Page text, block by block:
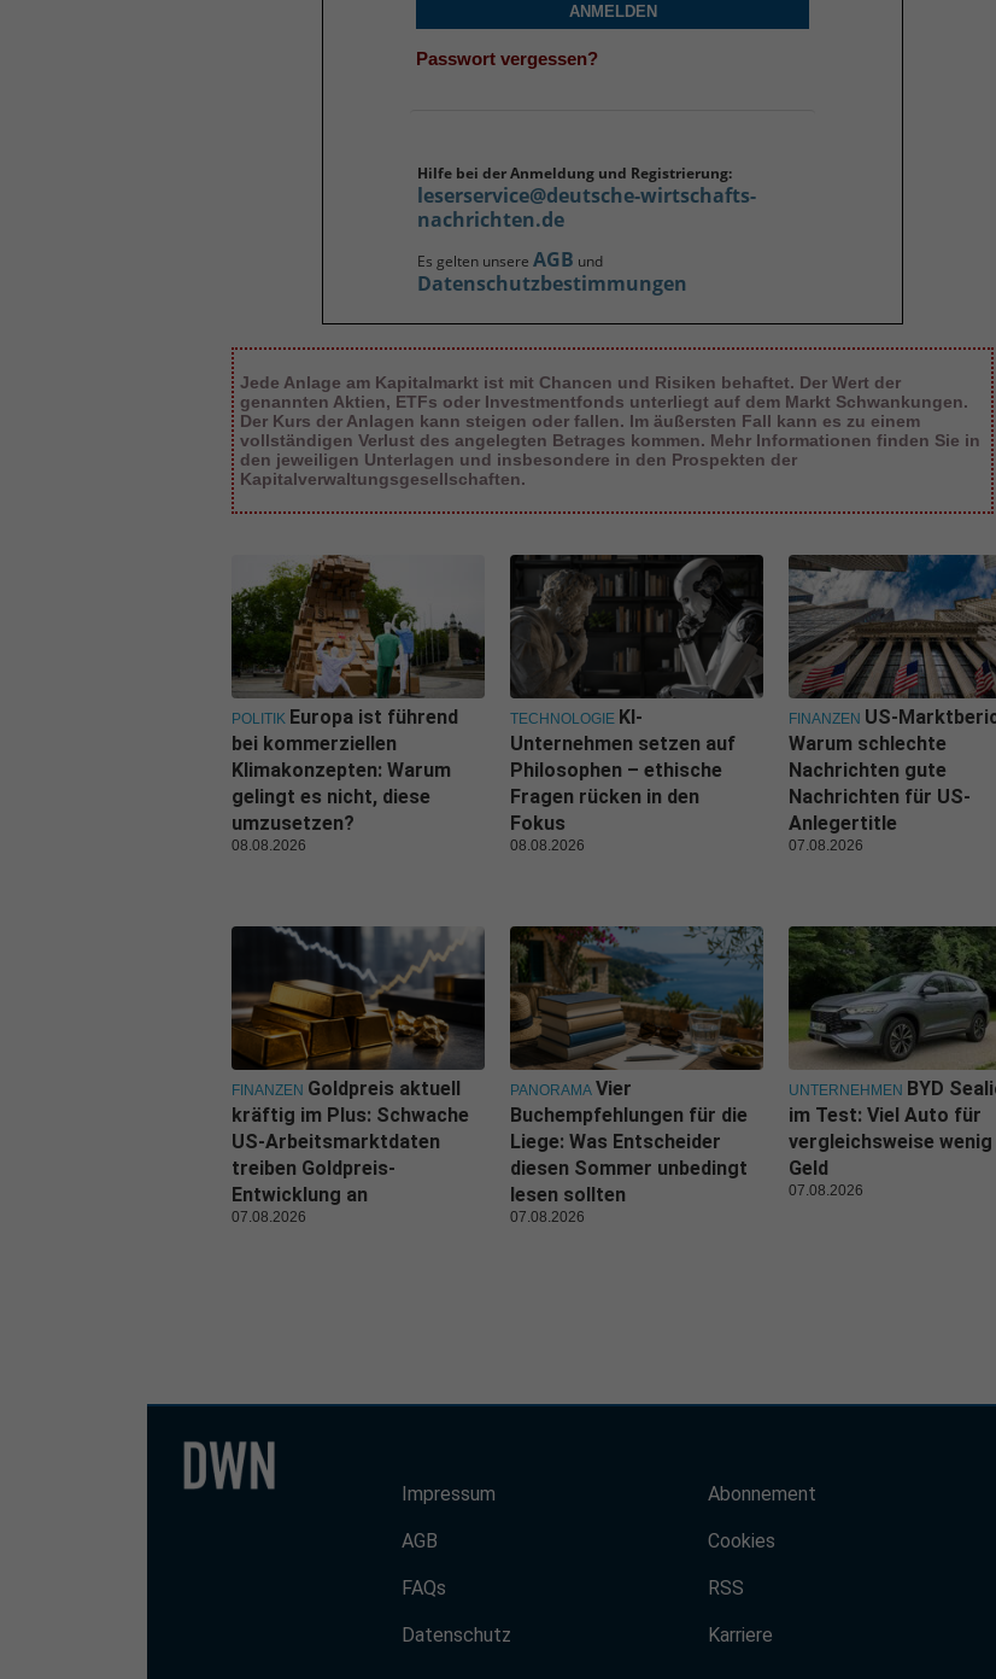
ANMELDEN
Passwort vergessen?
Hilfe bei der Anmeldung und Registrierung:
leserservice@deutsche-wirtschafts-
nachrichten.de
Es gelten unsere AGB und
Datenschutzbestimmungen
Jede Anlage am Kapitalmarkt ist mit Chancen und Risiken behaftet. Der Wert der
genannten Aktien, ETFs oder Investmentfonds unterliegt auf dem Markt Schwankungen.
Der Kurs der Anlagen kann steigen oder fallen. Im äußersten Fall kann es zu einem
vollständigen Verlust des angelegten Betrages kommen. Mehr Informationen finden Sie in
den jeweiligen Unterlagen und insbesondere in den Prospekten der
Kapitalverwaltungsgesellschaften.
POLITIK Europa ist führend
bei kommerziellen
Klimakonzepten: Warum
gelingt es nicht, diese
umzusetzen?
08.08.2026
TECHNOLOGIE KI-
Unternehmen setzen auf
Philosophen – ethische
Fragen rücken in den
Fokus
08.08.2026
FINANZEN US-
Warum schlechte
Nachrichten gute
Nachrichten für US-
Anlegertitle
07.08.2026
FINANZEN Goldpreis aktuell
kräftig im Plus: Schwache
US-Arbeitsmarktdaten
treiben Goldpreis-
Entwicklung an
07.08.2026
PANORAMA Vier
Buchempfehlungen für die
Liege: Was Entscheider
diesen Sommer unbedingt
lesen sollten
07.08.2026
UNTERNEHMEN BYD
im Test: Viel Auto für
vergleichsweise wenig
Geld
07.08.2026
Impressum
AGB
FAQs
Datenschutz
Abonnement
Cookies
RSS
Karriere